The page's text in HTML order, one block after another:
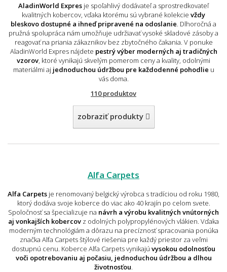
AladinWorld Expres je spoľahlivý dodávateľ a sprostredkovateľ
kvalitných kobercov, vďaka ktorému sú vybrané kolekcie vždy
bleskovo dostupné a ihneď pripravené na odoslanie . Dlhoročná a
pružná spolupráca nám umožňuje udržiavať vysoké skladové zásoby a
reagovať na priania zákaznikov bez zbytočného čakania. V ponuke
AladinWorld Expres nájdete pestrý výber moderných aj tradičných
vzorov , ktoré vynikajú skvelým pomerom ceny a kvality, odolnými
materiálmi aj jednoduchou údržbou pre každodenné pohodlie u
vás doma.
110 produktov
zobraziť produkty
Alfa Carpets
Alfa Carpets je renomovaný belgický výrobca s tradíciou od roku 1980,
ktorý dodáva svoje koberce do viac ako 40 krajín po celom svete.
Spoločnosť sa špecializuje na návrh a výrobu kvalitných vnútorných
aj vonkajších kobercov z odolných polypropylénových vlákien. Vďaka
moderným technológiám a dôrazu na precíznosť spracovania ponúka
značka Alfa Carpets štýlové riešenia pre každý priestor za veľmi
dostupnú cenu. Koberce Alfa Carpets vynikajú vysokou odolnosťou
voči opotrebovaniu aj počasiu, jednoduchou údržbou a dlhou
životnosťou